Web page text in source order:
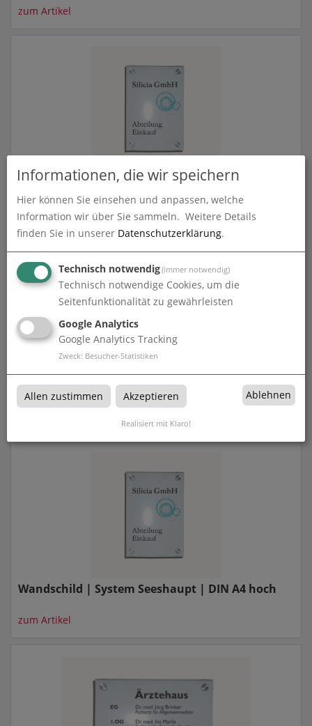
zum Artikel
Wandschild | System Seeshaupt | DIN A3 hoch
zum Artikel
Wandschild | System Seeshaupt | DIN A3 quer
Wandschild | System Seeshaupt | DIN A4 hoch
zum Artikel
Informationen, die wir speichern
Hier können Sie einsehen und anpassen, welche
Information wir über Sie sammeln. Weitere Details
finden Sie in unserer Datenschutzerklärung.
Technisch notwendig(immer notwendig)
Technisch notwendige Cookies, um die
Seitenfunktionalität zu gewährleisten
Google Analytics
Google Analytics Tracking
Zweck: Besucher-Statistiken
Allen zustimmen Akzeptieren Ablehnen
Realisiert mit Klaro!